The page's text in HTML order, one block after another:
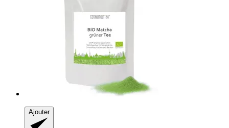
Ajouter